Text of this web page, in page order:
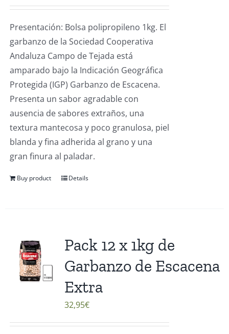
Presentación: Bolsa polipropileno 1kg. El
garbanzo de la Sociedad Cooperativa
Andaluza Campo de Tejada está
amparado bajo la Indicación Geográfica
Protegida (IGP) Garbanzo de Escacena.
Presenta un sabor agradable con
ausencia de sabores extraños, una
textura mantecosa y poco granulosa, piel
blanda y fina adherida al grano y una
gran finura al paladar.
Buy product Details
Pack 12 x 1kg de
Garbanzo de Escacena
Extra
32,95€